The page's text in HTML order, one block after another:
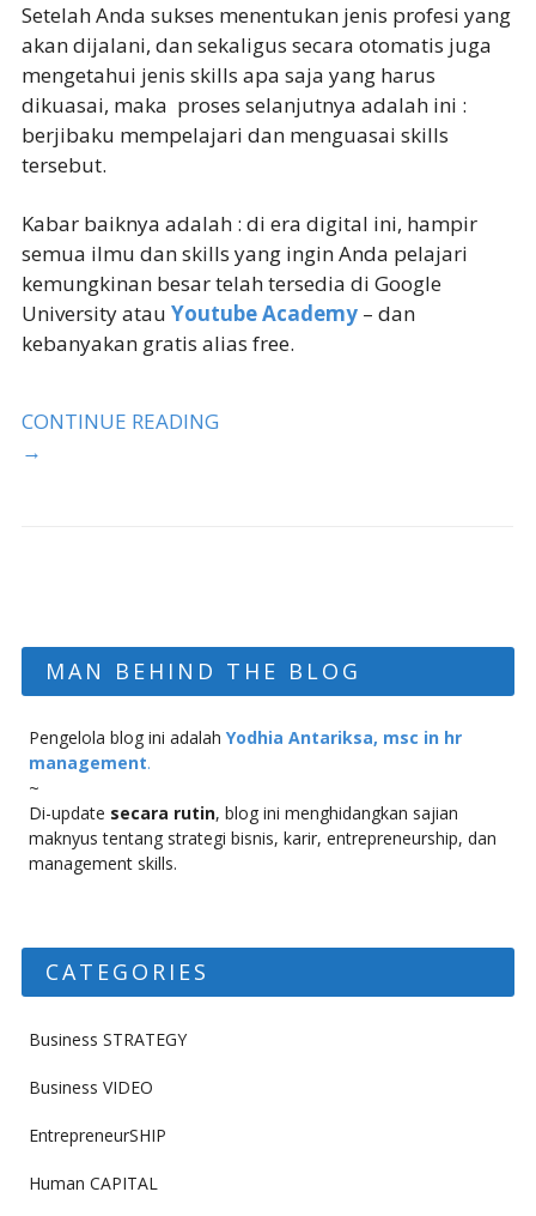
Setelah Anda sukses menentukan jenis profesi yang
akan dijalani, dan sekaligus secara otomatis juga
mengetahui jenis skills apa saja yang harus
dikuasai, maka proses selanjutnya adalah ini :
berjibaku mempelajari dan menguasai skills
tersebut.
Kabar baiknya adalah : di era digital ini, hampir
semua ilmu dan skills yang ingin Anda pelajari
kemungkinan besar telah tersedia di Google
University atau Youtube Academy– dan
kebanyakan gratis alias free.
CONTINUE READING
→
MAN BEHIND THE BLOG
Pengelola blog ini adalah Yodhia Antariksa, msc in hr
management.
~
Di-update secara rutin, blog ini menghidangkan sajian
maknyus tentang strategi bisnis, karir, entrepreneurship, dan
management skills.
CATEGORIES
Business STRATEGY
Business VIDEO
EntrepreneurSHIP
Human CAPITAL